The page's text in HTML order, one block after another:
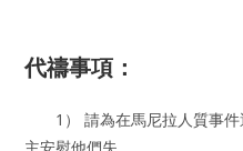
代禱事項：
1） 請為在馬尼拉人質事